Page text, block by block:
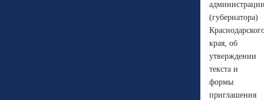
(губернатора)
края, об
утверждении
текста и
формы
приглашения